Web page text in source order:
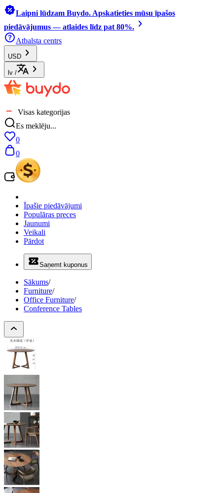
Laipni lūdzam Buydo. Apskatieties mūsu īpašos
piedāvājumus — atlaides līdz pat 80%.
Atbalsta centrs
USD
lv /
Visas kategorijas
Es meklēju...
0
0
Īpašie piedāvājumi
Populāras preces
Jaunumi
Veikali
Pārdot
Saņemt kuponus
Sākums/
Furniture/
Office Furniture/
Conference Tables